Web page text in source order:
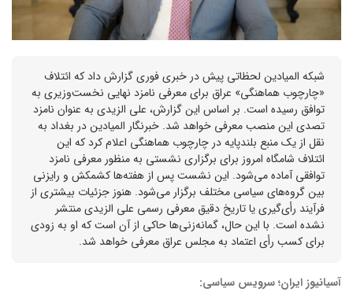
شبکه المیادین لحظاتی پیش در خبری فوری گزارش داد که ائتلاف
«چارچوب هماهنگی» عراق برای معرفی نامزد نهایی نخست‌وزیری به
توافق رسیده است. بر اساس این گزارش، علی الزیدی به عنوان نامزد
تصدی این منصب معرفی خواهد شد. خبرنگار المیادین در بغداد به
نقل از یک منبع بلندپایه در چارچوب هماهنگی اعلام کرد که این
ائتلاف شامگاه امروز برای برگزاری نشستی به منظور معرفی نامزد
توافقی آماده می‌شود. این نشست پس از هفته‌ها کشمکش و رایزنی
بین گروه‌های سیاسی مختلف برگزار می‌شود. هنوز جزئیات بیشتری از
فرآیند رأی‌گیری یا تاریخ دقیق معرفی رسمی علی الزیدی منتشر
نشده است. با این حال، گمانه‌زنی‌ها حاکی از آن است که او به زودی
برای کسب رأی اعتماد به مجلس عراق معرفی خواهد شد.
آسیانیوز ایران؛ سرویس سیاسی: